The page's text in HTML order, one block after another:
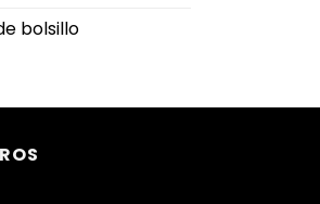
bolsillo